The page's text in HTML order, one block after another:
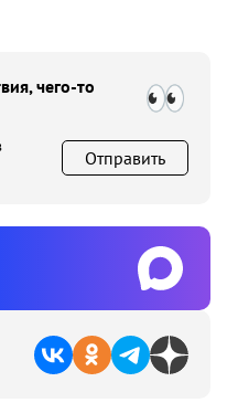
чего-то
Отправить